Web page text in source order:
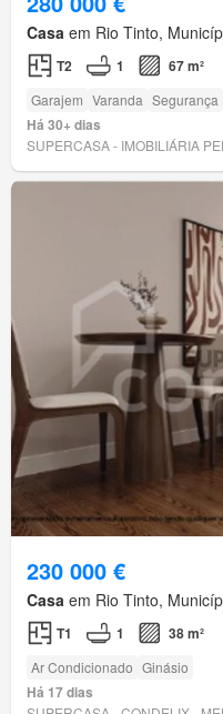
Casa em Rio Tinto,
T2 1 67 m²
Garajem Varanda Segurança
Há 30+ dias
SUPERCASA - IMOBILIÁRIA
230 000 €
Casa em Rio Tinto,
T1 1 38 m²
Ar Condicionado Ginásio
Há 17 dias